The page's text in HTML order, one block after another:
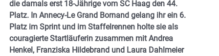
die damals erst 18-Jährige vom SC Haag den 44.
Platz. In Annecy-Le Grand Bornand gelang ihr ein 6.
Platz im Sprint und im Staffelrennen holte sie als
couragierte Startläuferin zusammen mit Andrea
Henkel, Franziska Hildebrand und Laura Dahlmeier